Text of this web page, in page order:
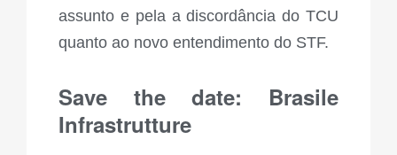
assunto e pela a discordância do TCU
quanto ao novo entendimento do STF.
Save the date: Brasile
Infrastrutture